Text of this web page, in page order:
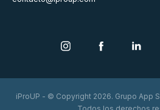
iProUP - © Copyright 2026. Grupo App